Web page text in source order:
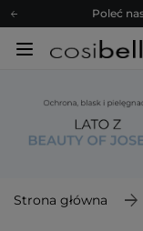
Poleć
Z nami to
Poleć
Strona główna